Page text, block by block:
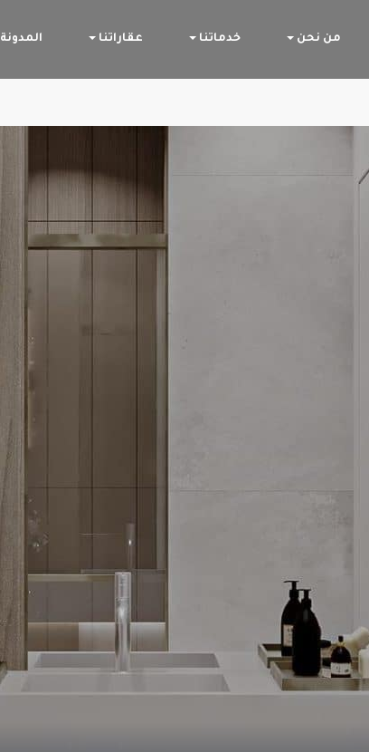
من نحن خدماتنا عقاراتنا المدونة